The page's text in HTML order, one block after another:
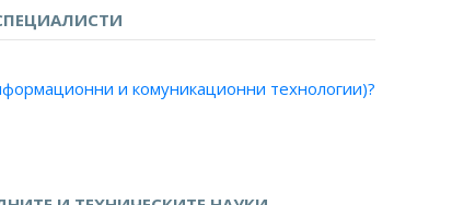
системи)?
)?
и телевизия?
метрополитен?
и комуникационни технологии)?